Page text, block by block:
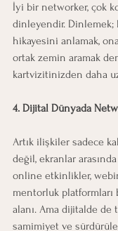
İyi bir networker, çok
dinleyendir. Dinlemek;
hikayesini anlamak,
ortak zemin aramak
kartvizitinizden daha
4. Dijital Dünyada
Artık ilişkiler sadece
değil, ekranlar
online etkinlikler,
mentorluk
alanı. Ama dijitalde de
samimiyet ve